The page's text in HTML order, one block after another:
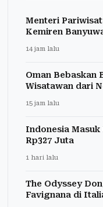
Menteri
Kemiren
14 jam lalu
Oman Bebaskan
Wisatawan dari
15 jam lalu
Indonesia
Rp327 Juta
1 hari lalu
The Odyssey
Favignana di